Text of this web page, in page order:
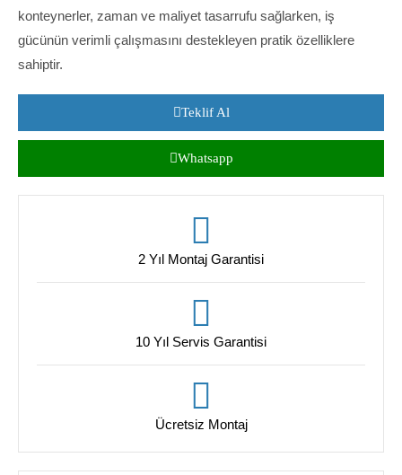
konteynerler, zaman ve maliyet tasarrufu sağlarken, iş
gücünün verimli çalışmasını destekleyen pratik özelliklere
sahiptir.
Teklif Al
Whatsapp
2 Yıl Montaj Garantisi
10 Yıl Servis Garantisi
Ücretsiz Montaj